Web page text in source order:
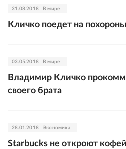
31.08.2018 В мире
Кличко поедет на
03.05.2018 В мире
Владимир Кличко
своего брата
28.01.2018 Экономика
Starbucks не откроют